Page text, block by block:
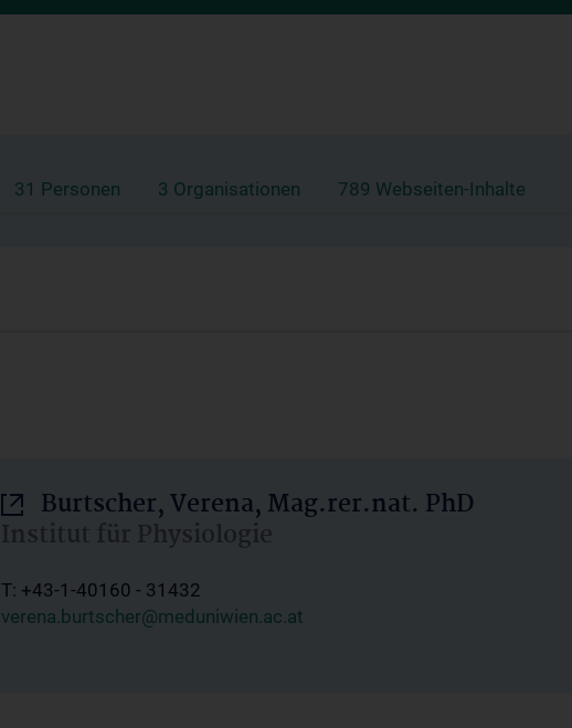
31 Personen 3 Organisationen 789 Webseiten-Inhalte
Burtscher, Verena, Mag.rer.nat. PhD
Institut für Physiologie
T: +43-1-40160 - 31432
verena.burtscher@meduniwien.ac.at